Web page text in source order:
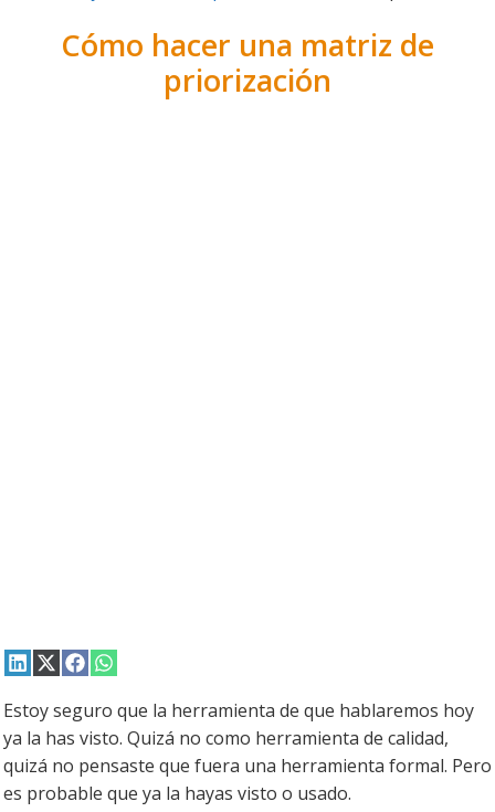
Cómo hacer una matriz de
priorización
Compartir
LinkedIn
Compartir
X
(Twitter)
Compartir
Facebook
Compartir
WhatsApp
Estoy seguro que la herramienta de que hablaremos hoy
ya la has visto. Quizá no como herramienta de calidad,
quizá no pensaste que fuera una herramienta formal. Pero
es probable que ya la hayas visto o usado.